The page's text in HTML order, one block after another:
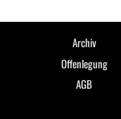
Archiv
Offenlegung
AGB